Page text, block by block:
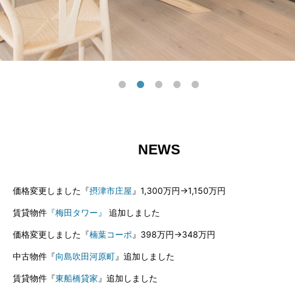
NEWS
価格変更しました『摂津市庄屋 』1,300万円→1,150万円
賃貸物件 『梅田タワー』 追加しました
価格変更しました『楠葉コーポ 』398万円→348万円
中古物件『向島吹田河原町』追加しました
賃貸物件『東船橋貸家 』追加しました